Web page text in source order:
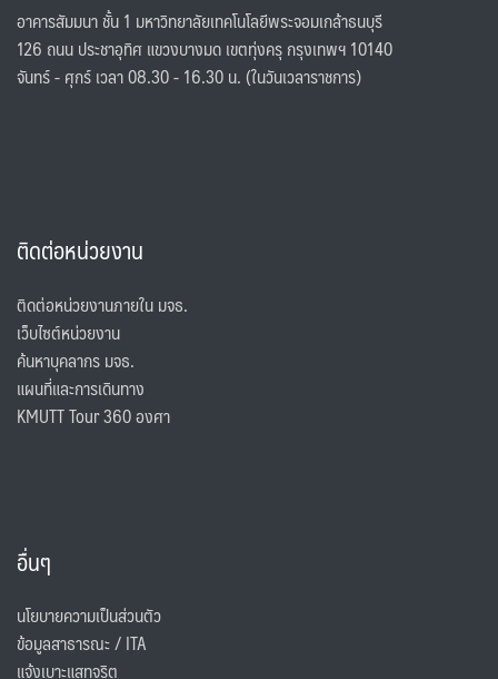
อาคารสัมมนา ชั้น 1 มหาวิทยาลัยเทคโนโลยีพระจอมเกล้าธนบุรี
126 ถนน ประชาอุทิศ แขวงบางมด เขตทุ่งครุ กรุงเทพฯ 10140
จันทร์ - ศุกร์ เวลา 08.30 - 16.30 น. (ในวันเวลาราชการ)
ติดต่อหน่วยงาน
ติดต่อหน่วยงานภายใน มจธ.
เว็บไซต์หน่วยงาน
ค้นหาบุคลากร มจธ.
แผนที่และการเดินทาง
KMUTT Tour 360 องศา
อื่นๆ
นโยบายความเป็นส่วนตัว
ข้อมูลสาธารณะ / ITA
แจ้งเบาะแสทุจริต